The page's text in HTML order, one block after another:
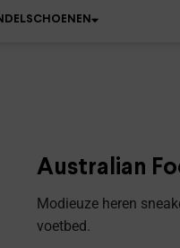
Australian
Modieuze heren
voetbed.